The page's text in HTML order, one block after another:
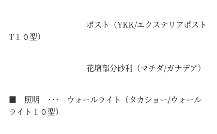
ポスト（YKK/エクステリアポスト
T１０型）
花壇部分砂利（マチダ/ガナデア）
■ 照明 ･･･ ウォールライト（タカショー/ウォール
ライト１０型）